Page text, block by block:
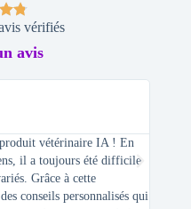
vérifiés
avis
vétérinaire IA ! En
il a toujours été difficile
Grâce à cette
conseils personnalisés qui